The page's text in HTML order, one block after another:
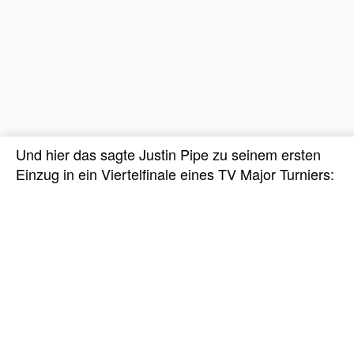
Und hier das sagte Justin Pipe zu seinem ersten
Einzug in ein Viertelfinale eines TV Major Turniers: